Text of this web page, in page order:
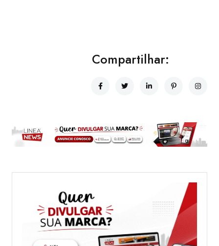
Compartilhar: